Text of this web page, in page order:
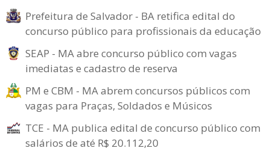
Prefeitura de Salvador - BA retifica edital do
concurso público para profissionais da educação
SEAP - MA abre concurso público com vagas
imediatas e cadastro de reserva
PM e CBM - MA abrem concursos públicos com
vagas para Praças, Soldados e Músicos
TCE - MA publica edital de concurso público com
salários de até R$ 20.112,20